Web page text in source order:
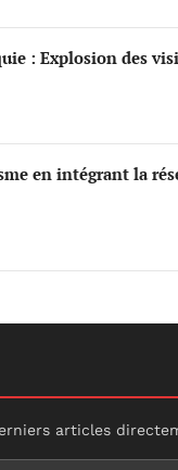
: Explosion des
en intégrant la
articles